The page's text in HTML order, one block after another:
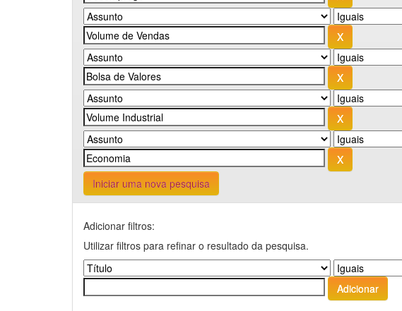
Iniciar uma nova pesquisa
Adicionar filtros:
Utilizar filtros para refinar o resultado da pesquisa.